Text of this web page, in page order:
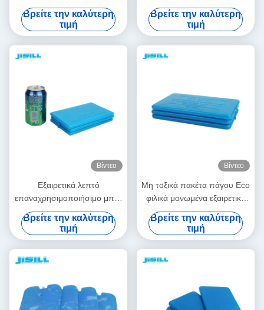
πακέτων πάγου προτύπων
τροφίμων κρύα οριζόντια
εξαιρετικά λεπτά
Βρείτε την καλύτερη
τιμή
εξαιρετικά λεπτά πιό
δροσερά κρύα πακέτα
πακέτων πάγου για τις πιό
δροσερές τσάντες
Βρείτε την καλύτερη
τιμή
Βίντεο
Εξαιρετικά λεπτό
επαναχρησιμοποιήσιμο μπλε
πηκτωμάτων πάγου τούβλο
πάγου πακέτων πλαστικό με
την έγκριση CE/FDA
Βρείτε την καλύτερη
τιμή
Βίντεο
Μη τοξικά πακέτα πάγου Eco
φιλικά μονωμένα εξαιρετικά
λεπτά με την ψύξη του
πηκτώματος για την τσάντα
μεσημεριανού γεύματος
Βρείτε την καλύτερη
τιμή